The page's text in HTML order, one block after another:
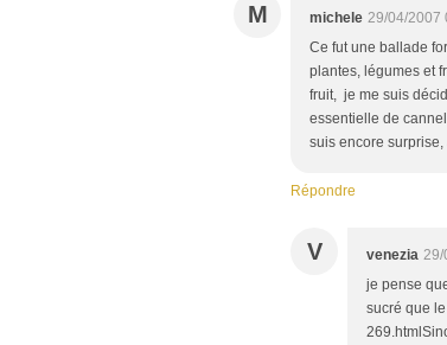
M michele 29/04/2007
Ce fut une ballade
plantes, légumes et
fruit, je me suis
essentielle de
suis encore
Répondre
V venezia 29/
je pense
sucré que